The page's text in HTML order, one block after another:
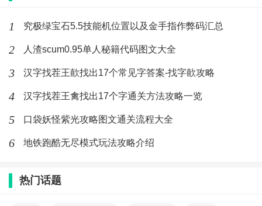
1 究极绿宝石5.5技能机位置以及金手指作弊码汇总
2 人渣scum0.95单人秘籍代码图文大全
3 汉字找茬王歖找出17个常见字答案-找字歖攻略
4 汉字找茬王禽找出17个字通关方法攻略一览
5 口袋妖怪紫光攻略图文通关流程大全
6 地铁跑酷无尽模式玩法攻略介绍
热门话题